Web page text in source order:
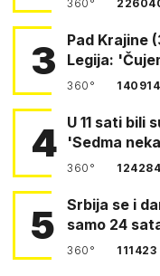
360°
3
Pad Krajine
Legija:
360°
4 U 11 sati bili su pred Kninom.
'Sedma
360°
5
Srbija se i
samo 24
360° 111423